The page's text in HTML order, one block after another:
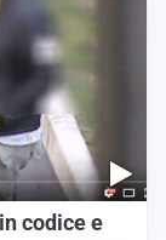
codice e